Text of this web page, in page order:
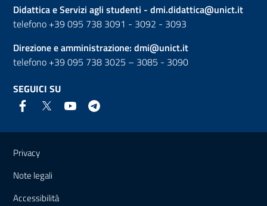
Didattica e Servizi agli studenti - dmi.didattica@unict.it
telefono +39 095 738 3091 - 3092 - 3093
Direzione e amministrazione: dmi@unict.it
telefono +39 095 738 3025 – 3085 - 3090
SEGUICI SU
Link e informazioni utili
Privacy
Note legali
Accessibilità